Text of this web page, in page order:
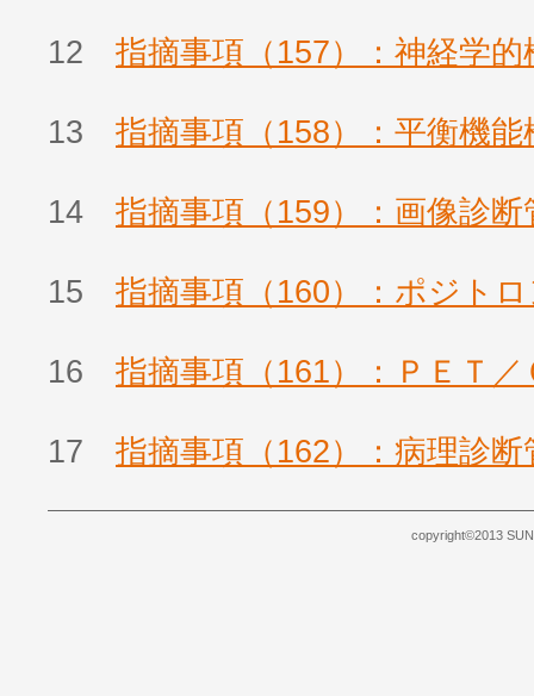
12 指摘事項（157）：神経学的
13 指摘事項（158）：平衡機能
14 指摘事項（159）：画像診断
15 指摘事項（160）：ポジト
16 指摘事項（161）：ＰＥＴ／
17 指摘事項（162）：病理診断
copyright©2013